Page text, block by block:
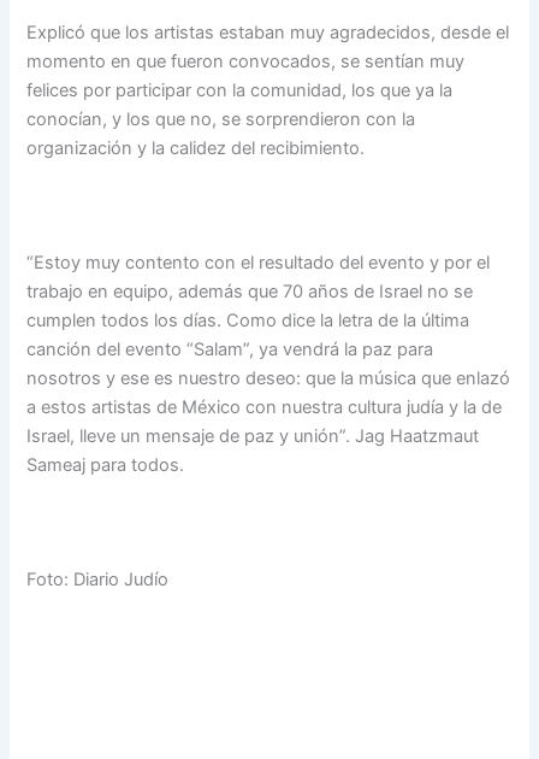
Explicó que los artistas estaban muy agradecidos, desde el
momento en que fueron convocados, se sentían muy
felices por participar con la comunidad, los que ya la
conocían, y los que no, se sorprendieron con la
organización y la calidez del recibimiento.
“Estoy muy contento con el resultado del evento y por el
trabajo en equipo, además que 70 años de Israel no se
cumplen todos los días. Como dice la letra de la última
canción del evento “Salam”, ya vendrá la paz para
nosotros y ese es nuestro deseo: que la música que enlazó
a estos artistas de México con nuestra cultura judía y la de
Israel, lleve un mensaje de paz y unión”. Jag Haatzmaut
Sameaj para todos.
Foto: Diario Judío